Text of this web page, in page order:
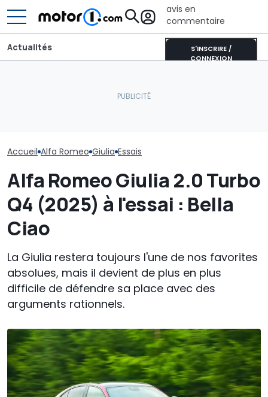
avis en
commentaire
S'INSCRIRE /
CONNEXION
Actualités
Accueil Alfa Romeo Giulia Essais
Alfa Romeo Giulia 2.0 Turbo
Q4 (2025) à l'essai : Bella
Ciao
La Giulia restera toujours l'une de nos favorites
absolues, mais il devient de plus en plus
difficile de défendre sa place avec des
arguments rationnels.